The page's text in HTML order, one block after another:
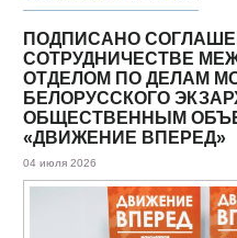
ПОДПИСАНО
СОТРУДНИЧЕСТВЕ
ОТДЕЛОМ ПО ДЕЛАМ
БЕЛОРУССКОГО
ОБЩЕСТВЕННЫМ
«ДВИЖЕНИЕ ВПЕРЕД»
04 июля 2026